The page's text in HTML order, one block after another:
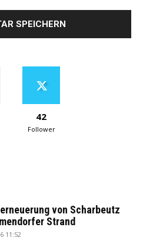
42
Follower
von Scharbeutz
Strand
11:52